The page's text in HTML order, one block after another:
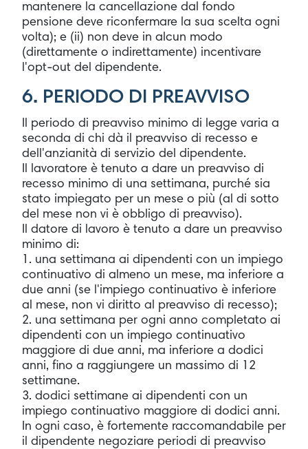
mantenere la cancellazione dal fondo
pensione deve riconfermare la sua scelta ogni
volta); e (ii) non deve in alcun modo
(direttamente o indirettamente) incentivare
l'opt-out del dipendente.
6. PERIODO DI PREAVVISO
Il periodo di preavviso minimo di legge varia a
seconda di chi dà il preavviso di recesso e
dell'anzianità di servizio del dipendente.
Il lavoratore è tenuto a dare un preavviso di
recesso minimo di una settimana, purché sia
stato impiegato per un mese o più (al di sotto
del mese non vi è obbligo di preavviso).
Il datore di lavoro è tenuto a dare un preavviso
minimo di:
1. una settimana ai dipendenti con un impiego
continuativo di almeno un mese, ma inferiore a
due anni (se l'impiego continuativo è inferiore
al mese, non vi diritto al preavviso di recesso);
2. una settimana per ogni anno completato ai
dipendenti con un impiego continuativo
maggiore di due anni, ma inferiore a dodici
anni, fino a raggiungere un massimo di 12
settimane.
3. dodici settimane ai dipendenti con un
impiego continuativo maggiore di dodici anni.
In ogni caso, è fortemente raccomandabile per
il dipendente negoziare periodi di preavviso